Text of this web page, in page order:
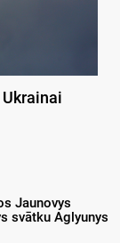
Jaunovys
svātku Aglyunys